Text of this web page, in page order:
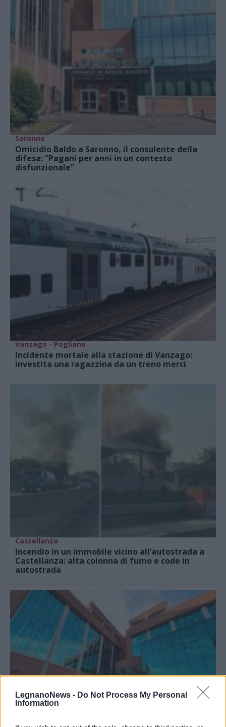
LegnanoNews - Do Not Process My Personal
Information
Saronno
Omicidio Baldo a Saronno, il consulente della
difesa: “Pagani per anni in un contesto
disfunzionale”
Vanzago - Pogliano
Incidente mortale alla stazione di Vanzago:
investita una ragazzina da un treno merci
Castellanza
Incendio in un immobile vicino all’autostrada a
Castellanza: alta colonna di fumo e code in
autostrada